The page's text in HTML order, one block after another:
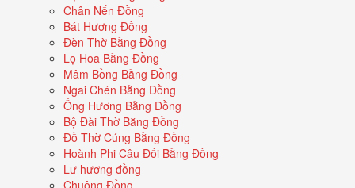
Chân Nến Đồng
Bát Hương Đồng
Đèn Thờ Bằng Đồng
Lọ Hoa Bằng Đồng
Mâm Bồng Bằng Đồng
Ngai Chén Bằng Đồng
Ống Hương Bằng Đồng
Bộ Đài Thờ Bằng Đồng
Đồ Thờ Cúng Bằng Đồng
Hoành Phi Câu Đối Bằng Đồng
Lư hương đồng